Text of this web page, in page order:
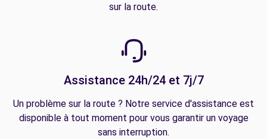
sur la route.
Assistance 24h/24 et 7j/7
Un problème sur la route ? Notre service d'assistance est
disponible à tout moment pour vous garantir un voyage
sans interruption.